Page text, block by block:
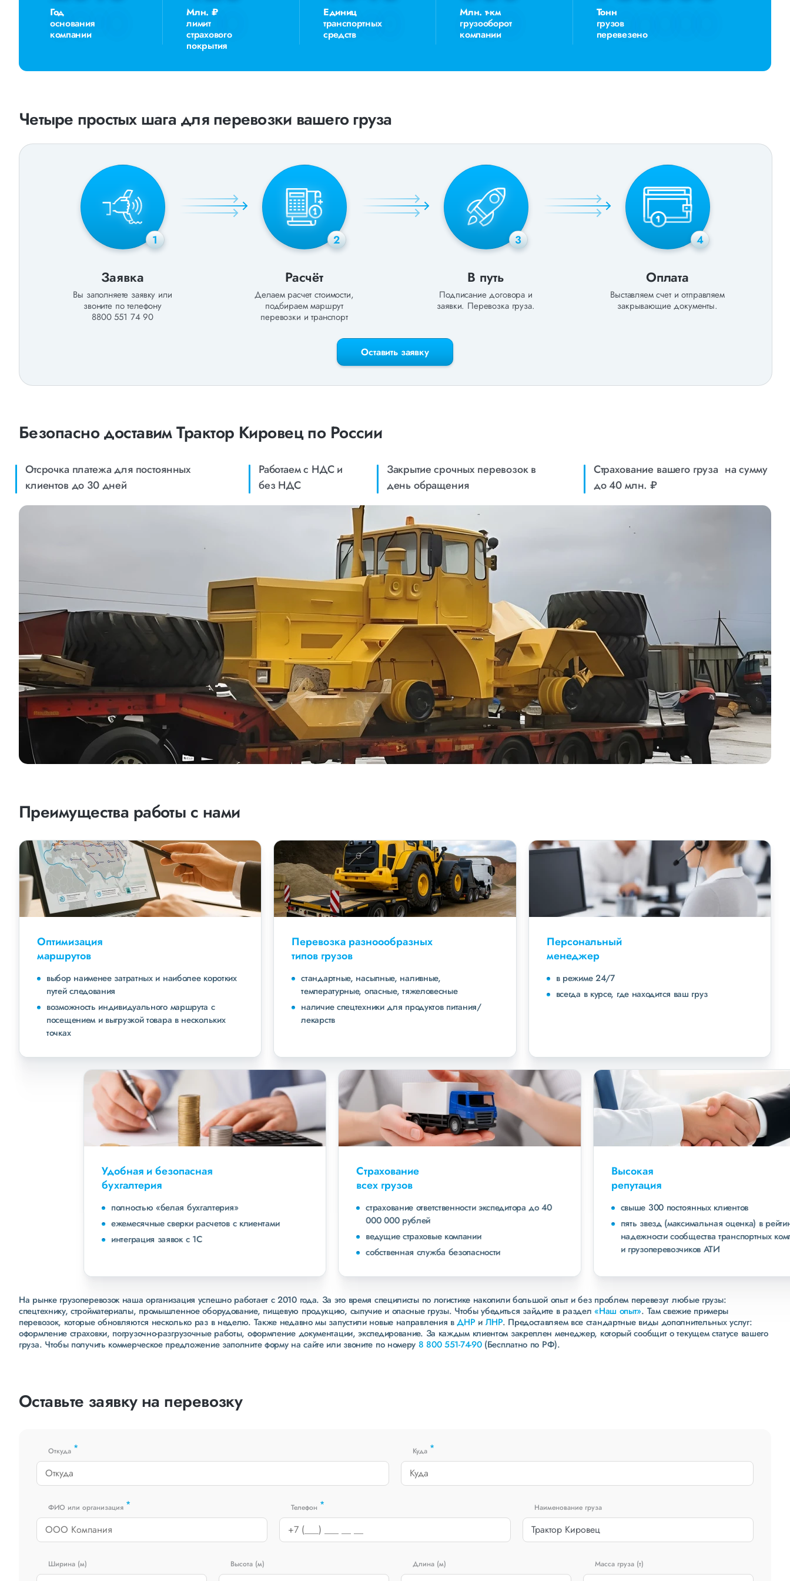
Год
основания
компании
Млн. ₽
лимит
страхового
покрытия
Единиц
транспортных
средств
Млн. т-км
грузооборот
компании
Тонн
грузов
перевезено
Четыре простых шага для перевозки вашего груза
1
Заявка
Вы заполняете заявку или
звоните по телефону
8800 551 74 90
2
Расчёт
Делаем расчет стоимости,
подбираем маршрут
перевозки и транспорт
3
В путь
Подписание договора и
заявки. Перевозка груза.
4
Оплата
Выставляем счет и отправляем
закрывающие документы.
Оставить заявку
Безопасно доставим Трактор Кировец по России
Отсрочка платежа для постоянных
клиентов до 30 дней
Работаем с НДС и
без НДС
Закрытие срочных перевозок в
день обращения
Страхование вашего груза на сумму
до 40 млн. ₽
Преимущества работы с нами
Оптимизация
маршрутов
выбор наименее затратных и наиболее коротких
путей следования
возможность индивидуального маршрута с
посещением и выгрузкой товара в нескольких
точках
Перевозка разноообразных
типов грузов
стандартные, насыпные, наливные,
температурные, опасные, тяжеловесные
наличие спецтехники для продуктов питания/
лекарств
Персональный
менеджер
в режиме 24/7
всегда в курсе, где находится ваш груз
Удобная и безопасная
полностью «белая бухгалтерия»
ежемесячные сверки расчетов с клиентами
интеграция заявок с 1С
страхование ответственности экспедитора до 40
000 000 рублей
ведущие страховые компании
собственная служба безопасности
свыше 300 постоянных клиентов
пять звезд (максимальная оценка) в рейтинге
надежности сообщества транспортных компаний
и грузоперевозчиков АТИ
На рынке грузоперевозок наша организация успешно работает с 2010 года. За это время специлисты по логистике накопили большой опыт и без проблем перевезут любые грузы:
спецтехнику, стройматериалы, промышленное оборудование, пищевую продукцию, сыпучие и опасные грузы. Чтобы убедиться зайдите в раздел«Наш опыт». Там свежие примеры
перевозок, которые обновляются несколько раз в неделю. Также недавно мы запустили новые направления вДНР и ЛНР. Предоставляем все стандартные виды дополнительных услуг:
оформление страховки, погрузочно-разгрузочные работы, оформление документации, экспедирование. За каждым клиентом закреплен менеджер, который сообщит о текущем статусе вашего
груза. Чтобы получить коммерческое предложение заполните форму на сайте или звоните по номеру 8 800 551-74-90(Бесплатно по РФ).
Оставьте заявку на перевозку
Откуда * Куда *
ФИО или организация * Телефон * Наименование груза
Ширина (м) Высота (м) Длина (м) Масса груза (т)